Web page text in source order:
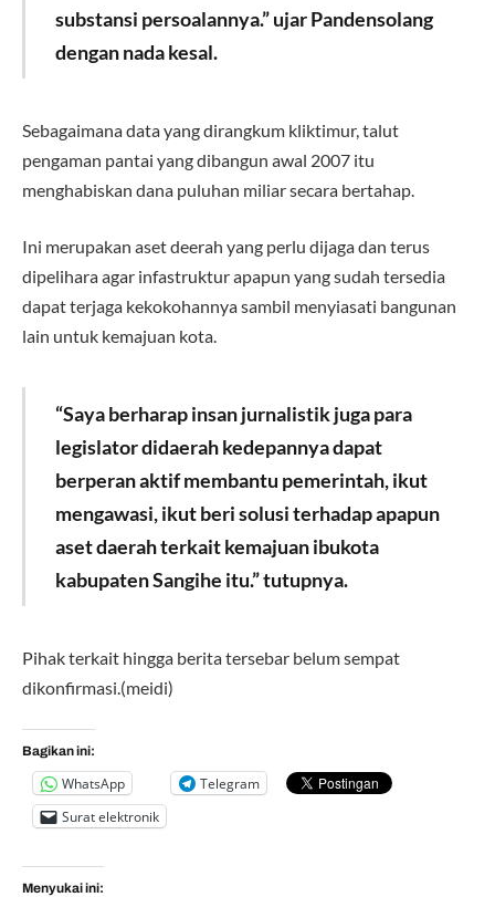
substansi persoalannya.” ujar Pandensolang
dengan nada kesal.
Sebagaimana data yang dirangkum kliktimur, talut
pengaman pantai yang dibangun awal 2007 itu
menghabiskan dana puluhan miliar secara bertahap.
Ini merupakan aset deerah yang perlu dijaga dan terus
dipelihara agar infastruktur apapun yang sudah tersedia
dapat terjaga kekokohannya sambil menyiasati bangunan
lain untuk kemajuan kota.
“Saya berharap insan jurnalistik juga para
legislator didaerah kedepannya dapat
berperan aktif membantu pemerintah, ikut
mengawasi, ikut beri solusi terhadap apapun
aset daerah terkait kemajuan ibukota
kabupaten Sangihe itu.” tutupnya.
Pihak terkait hingga berita tersebar belum sempat
dikonfirmasi.(meidi)
Bagikan ini:
WhatsApp
Telegram
Surat elektronik
Menyukai ini: